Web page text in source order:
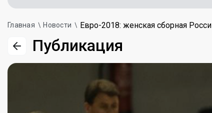
Главная Новости Евро-2018: женская сборная
Публикация